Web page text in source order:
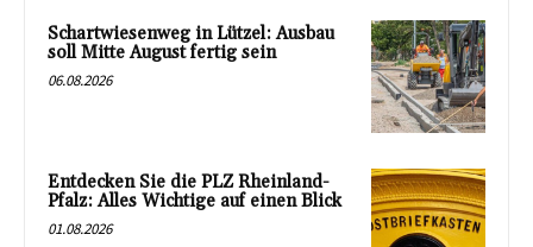
Schartwiesenweg in Lützel: Ausbau
soll Mitte August fertig sein
06.08.2026
Entdecken Sie die PLZ Rheinland-
Pfalz: Alles Wichtige auf einen Blick
01.08.2026